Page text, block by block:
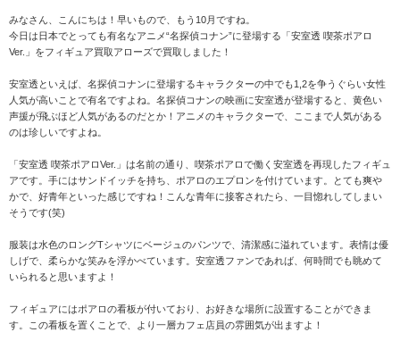
みなさん、こんにちは！早いもので、もう10月ですね。
今日は日本でとっても有名なアニメ“名探偵コナン”に登場する「安室透 喫茶ポアロ
Ver.」をフィギュア買取アローズで買取しました！
安室透といえば、名探偵コナンに登場するキャラクターの中でも1,2を争うぐらい女性
人気が高いことで有名ですよね。名探偵コナンの映画に安室透が登場すると、黄色い
声援が飛ぶほど人気があるのだとか！アニメのキャラクターで、ここまで人気がある
のは珍しいですよね。
「安室透 喫茶ポアロVer.」は名前の通り、喫茶ポアロで働く安室透を再現したフィギュ
アです。手にはサンドイッチを持ち、ポアロのエプロンを付けています。とても爽や
かで、好青年といった感じですね！こんな青年に接客されたら、一目惚れしてしまい
そうです(笑)
服装は水色のロングTシャツにベージュのパンツで、清潔感に溢れています。表情は優
しげで、柔らかな笑みを浮かべています。安室透ファンであれば、何時間でも眺めて
いられると思いますよ！
フィギュアにはポアロの看板が付いており、お好きな場所に設置することができま
す。この看板を置くことで、より一層カフェ店員の雰囲気が出ますよ！